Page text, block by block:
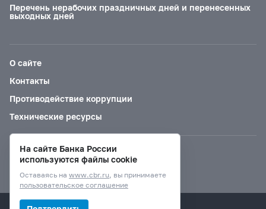
Перечень нерабочих праздничных дней и перенесенных
выходных дней
О сайте
Контакты
Противодействие коррупции
Технические ресурсы
Версия для слабовидящих
На сайте Банка России
используются файлы cookie
Оставаясь на www.cbr.ru, вы принимаете
пользовательское соглашение